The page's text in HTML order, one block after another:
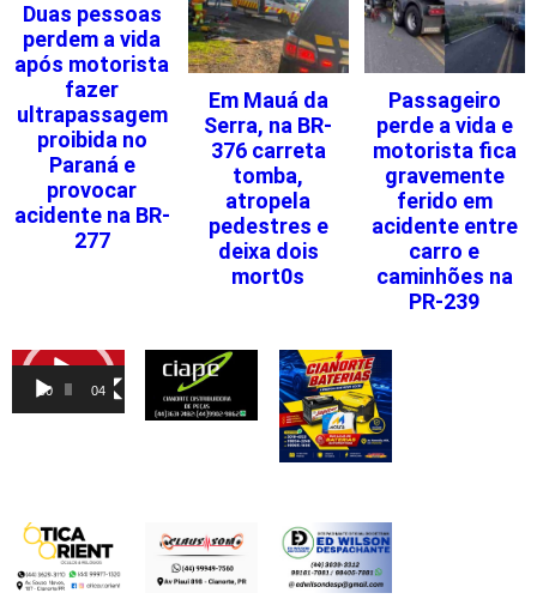
Duas pessoas
perdem a vida
após motorista
fazer
ultrapassagem
proibida no
Paraná e
provocar
acidente na BR-
277
Em Mauá da
Serra, na BR-
376 carreta
tomba,
atropela
pedestres e
deixa dois
mort0s
Passageiro
perde a vida e
motorista fica
gravemente
ferido em
acidente entre
carro e
caminhões na
PR-239
Tocador
vídeo
00:00 04:46